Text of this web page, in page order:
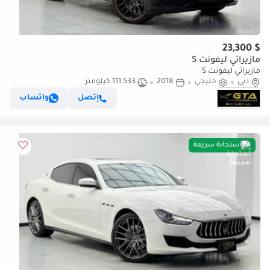
$ 23,300
مازيراتي ليفونت S
مازيراتي ليفونت S
دبي
خليجي 2018
111,533 كيلومتر
إتصل
واتساب
استجابة سريعة